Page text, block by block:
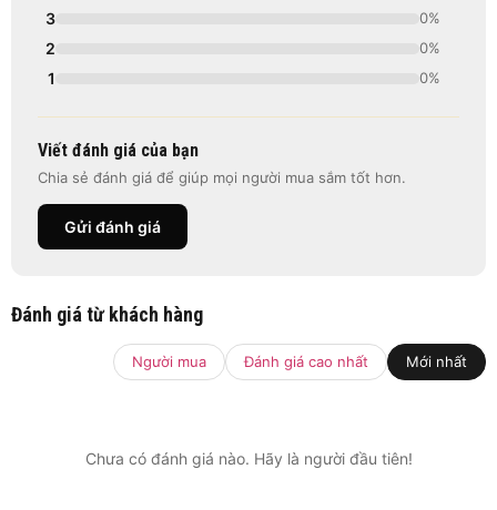
3 0%
2 0%
1 0%
Viết đánh giá của bạn
Chia sẻ đánh giá để giúp mọi người mua sắm tốt hơn.
Gửi đánh giá
Đánh giá từ khách hàng
Người mua Đánh giá cao nhất Mới nhất
Chưa có đánh giá nào. Hãy là người đầu tiên!